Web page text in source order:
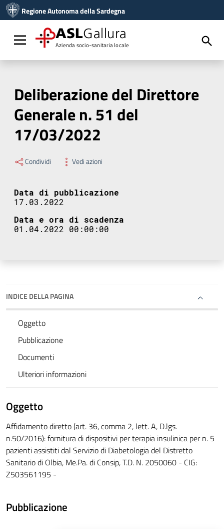
Vai al menu di navigazione
Vai al footer
Regione Autonoma della Sardegna
Toggle navigation
ASLGallura
Azienda socio-sanitaria locale
Deliberazione del Direttore
Generale n. 51 del
17/03/2022
Condividi Vedi azioni
Data di pubblicazione
17.03.2022
Data e ora di scadenza
01.04.2022 00:00:00
INDICE DELLA PAGINA
Oggetto
Pubblicazione
Documenti
Ulteriori informazioni
Oggetto
Affidamento diretto (art. 36, comma 2, lett. A, D.lgs.
n.50/2016): fornitura di dispositivi per terapia insulinica per n. 5
pazienti assistiti dal Servizio di Diabetologia del Distretto
Sanitario di Olbia, Me.Pa. di Consip, T.D. N. 2050060 - CIG:
Z503561195 -
Pubblicazione